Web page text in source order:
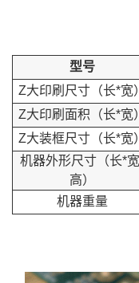
型号
Z大印刷尺寸（长*宽）
Z大印刷面积（长*宽）
Z大装框尺寸（长*宽）
机器外形尺寸（长*
高）
机器重量